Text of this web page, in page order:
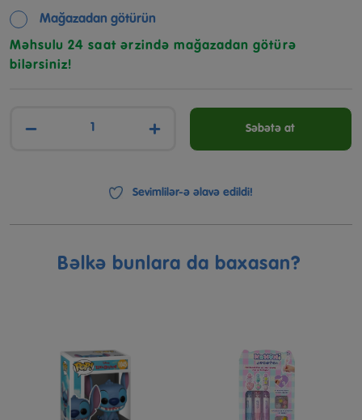
Mağazadan götürün
Məhsulu 24 saat ərzində mağazadan götürə
bilərsiniz!
− + Səbətə at
Sevimlilər-ə əlavə edildi!
Bəlkə bunlara da baxasan?